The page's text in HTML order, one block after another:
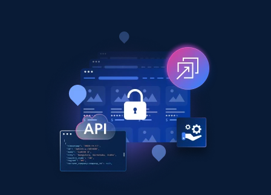
URL, ID, User id, Use url, Title, Headline, Post
text, Date posted, and more.
11.3K+ 1.5K+ Prueba gratuita
LinkedIn posts - Discover new posts
company URL